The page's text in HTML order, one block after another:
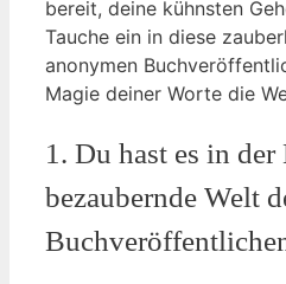
bereit, deine kühnsten
Tauche ein in diese
anonymen
Magie deiner Worte die
1. Du hast es in
bezaubernde Welt